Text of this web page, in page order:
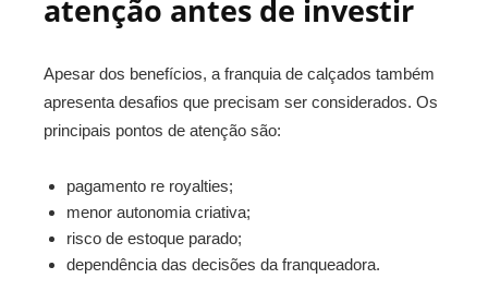
atenção antes de investir
Apesar dos benefícios, a franquia de calçados também
apresenta desafios que precisam ser considerados. Os
principais pontos de atenção são:
pagamento re royalties;
menor autonomia criativa;
risco de estoque parado;
dependência das decisões da franqueadora.